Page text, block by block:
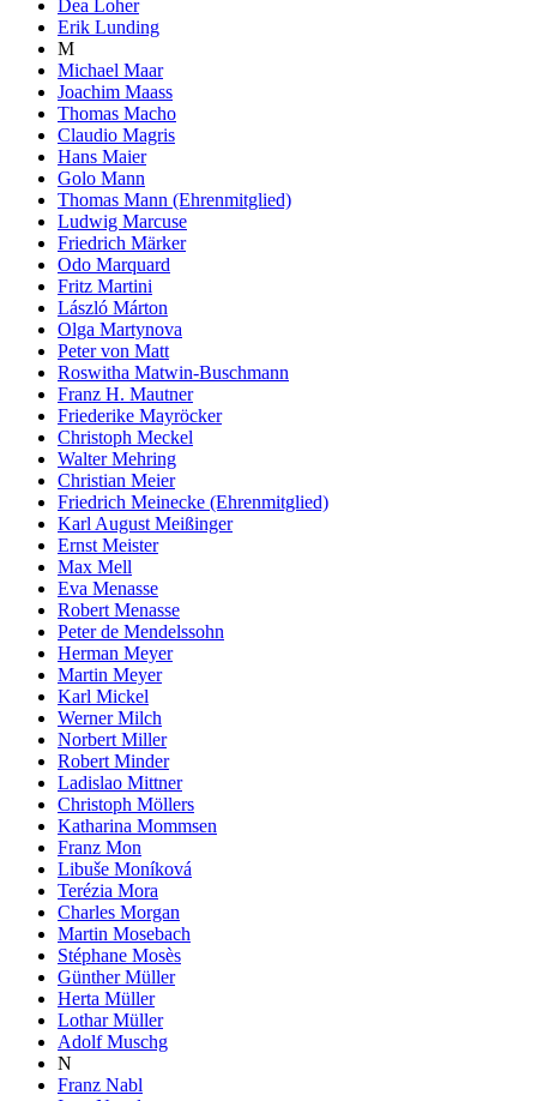
Dea Loher
Erik Lunding
M
Michael Maar
Joachim Maass
Thomas Macho
Claudio Magris
Hans Maier
Golo Mann
Thomas Mann (Ehrenmitglied)
Ludwig Marcuse
Friedrich Märker
Odo Marquard
Fritz Martini
László Márton
Olga Martynova
Peter von Matt
Roswitha Matwin-Buschmann
Franz H. Mautner
Friederike Mayröcker
Christoph Meckel
Walter Mehring
Christian Meier
Friedrich Meinecke (Ehrenmitglied)
Karl August Meißinger
Ernst Meister
Max Mell
Eva Menasse
Robert Menasse
Peter de Mendelssohn
Herman Meyer
Martin Meyer
Karl Mickel
Werner Milch
Norbert Miller
Robert Minder
Ladislao Mittner
Christoph Möllers
Katharina Mommsen
Franz Mon
Libuše Moníková
Terézia Mora
Charles Morgan
Martin Mosebach
Stéphane Mosès
Günther Müller
Herta Müller
Lothar Müller
Adolf Muschg
N
Franz Nabl